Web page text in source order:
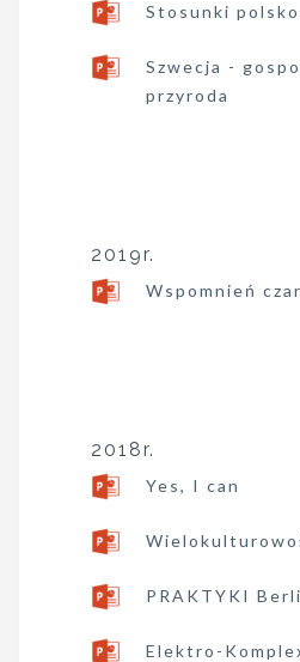
Stosunki
Szwecja -
przyroda
2019r.
Wspomnień
2018r.
Yes, I can
PRAKTYKI
Elektro-